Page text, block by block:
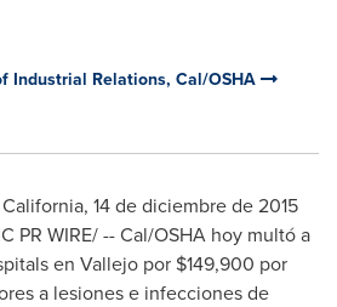
Industrial Relations, Cal/OSHA
, 14 de diciembre de 2015
PR WIRE/ -- Cal/OSHA hoy multó a
en Vallejo por $149,900 por
a lesiones e infecciones de